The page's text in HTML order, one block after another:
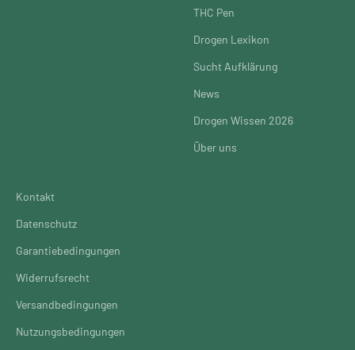
THC Pen
Drogen Lexikon
Sucht Aufklärung
News
Drogen Wissen 2026
Über uns
Kontakt
Datenschutz
Garantiebedingungen
Widerrufsrecht
Versandbedingungen
Nutzungsbedingungen